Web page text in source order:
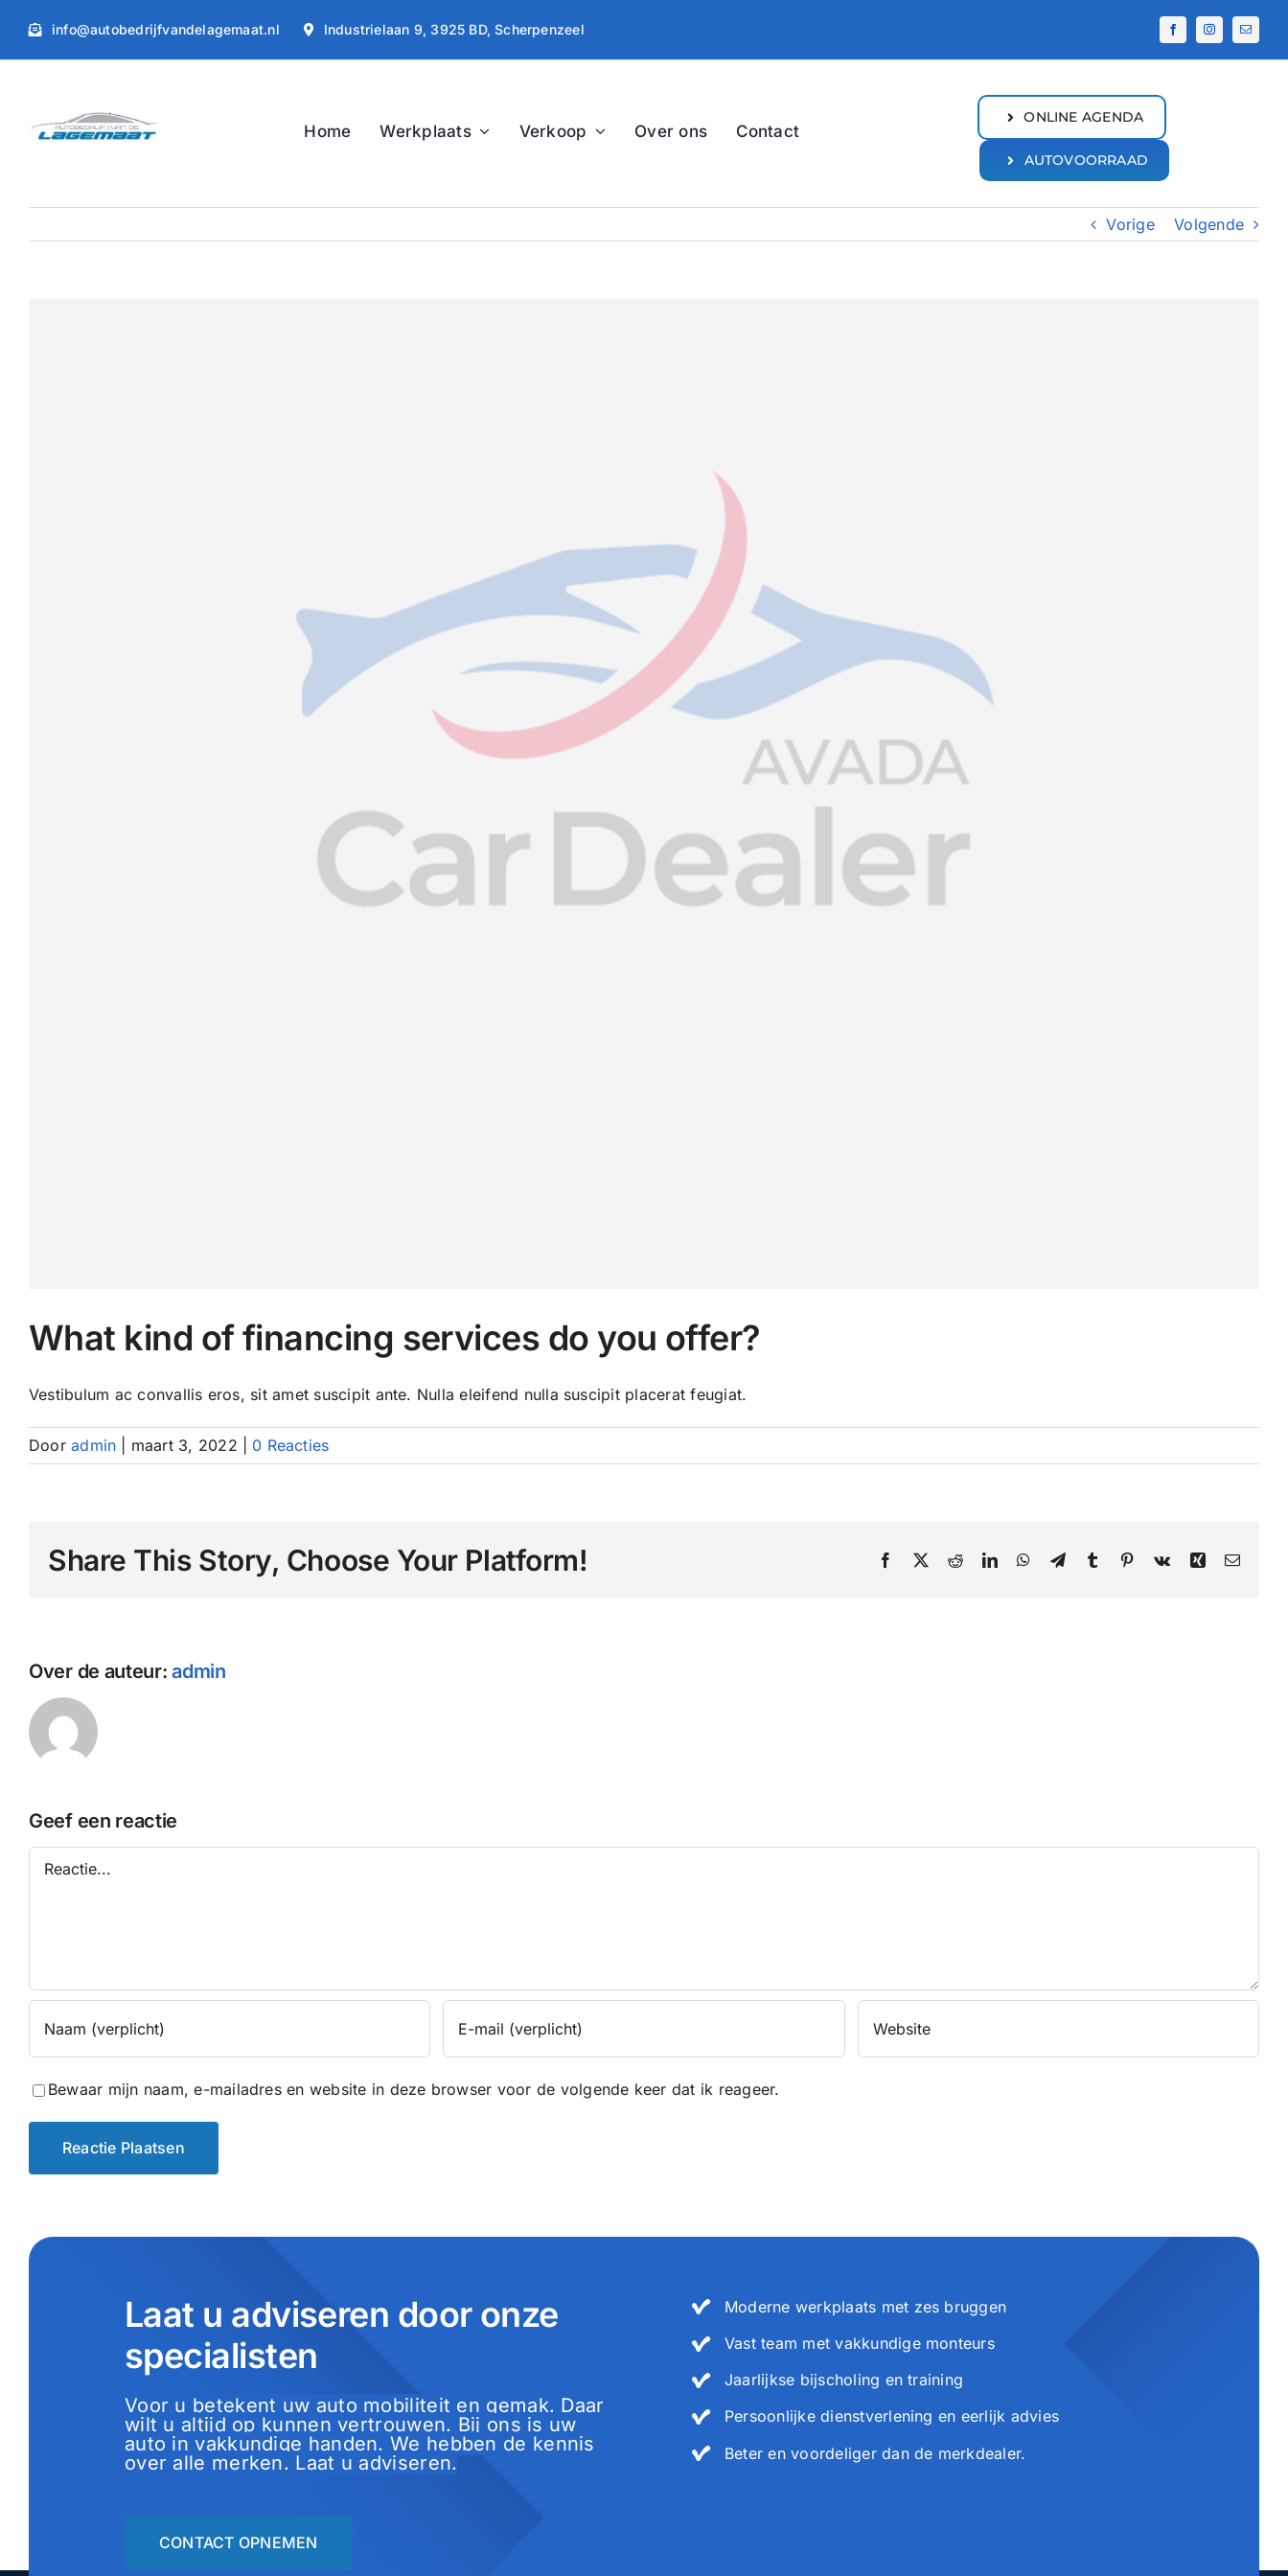
naar
inhoud
info@autobedrijfvandelagemaat.nl Industrielaan 9, 3925 BD, Scherpenzeel
Home Werkplaats Verkoop Over ons Contact
ONLINE AGENDA
AUTOVOORRAAD
Vorige Volgende
What kind of financing services do you offer?
Vestibulum ac convallis eros, sit amet suscipit ante. Nulla eleifend nulla suscipit placerat feugiat.
Dooradmin maart 3, 2022 0 Reacties
Share This Story, Choose Your Platform! Facebook
X RedditLinkedInWhatsApp
TelegramTumblr Pinterest
Vk Xing E-
Over de auteur:admin
Geef een reactie
Bewaar mijn naam, e-mailadres en website in deze browser voor de volgende keer dat ik reageer.
Laat u adviseren door onze
specialisten
Voor u betekent uw auto mobiliteit en gemak. Daar
wilt u altijd op kunnen vertrouwen. Bij ons is uw
auto in vakkundige handen. We hebben de kennis
over alle merken. Laat u adviseren.
CONTACT OPNEMEN
Moderne werkplaats met zes bruggen
Vast team met vakkundige monteurs
Jaarlijkse bijscholing en training
Persoonlijke dienstverlening en eerlijk advies
Beter en voordeliger dan de merkdealer.